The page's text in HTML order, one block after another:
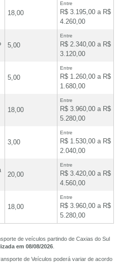
18,00
Entre
R$ 3.195,00 a R$
4.260,00
5,00
Entre
R$ 2.340,00 a R$
3.120,00
5,00
Entre
R$ 1.260,00 a R$
1.680,00
18,00
Entre
R$ 3.960,00 a R$
5.280,00
3,00
Entre
R$ 1.530,00 a R$
2.040,00
20,00
Entre
R$ 3.420,00 a R$
4.560,00
18,00
Entre
R$ 3.960,00 a R$
5.280,00
de veículos partindo de Caxias do Sul
em 08/08/2026
de Veículos poderá variar de acordo